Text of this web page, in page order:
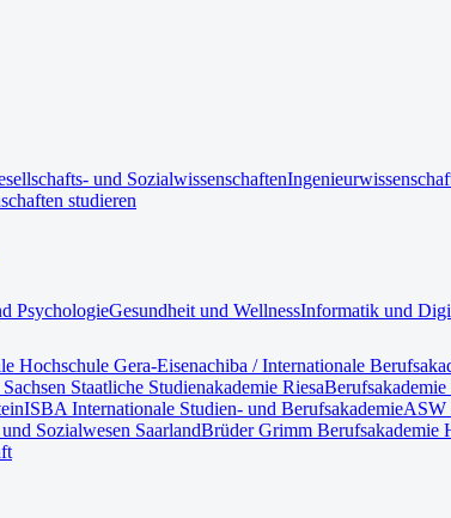
und Sozialwissenschaften
studieren
PsychologieGesundheit und WellnessInformatik und
Hochschule Gera-Eisenachiba / Internationale
Staatliche Studienakademie Riesa
ISBA Internationale Studien- und BerufsakademieASW
Sozialwesen SaarlandBrüder Grimm Berufsakademie